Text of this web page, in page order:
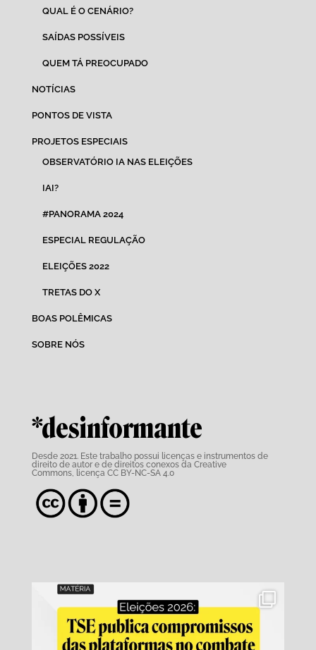
QUAL É O CENÁRIO?
SAÍDAS POSSÍVEIS
QUEM TÁ PREOCUPADO
NOTÍCIAS
PONTOS DE VISTA
PROJETOS ESPECIAIS
OBSERVATÓRIO IA NAS ELEIÇÕES
IAI?
#PANORAMA 2024
ESPECIAL REGULAÇÃO
ELEIÇÕES 2022
TRETAS DO X
BOAS POLÊMICAS
SOBRE NÓS
*desinformante
Desde 2021. Este trabalho possui licenças e instrumentos de
direito de autor e de direitos conexos da Creative
Commons,
licença CC BY-NC-SA 4.0